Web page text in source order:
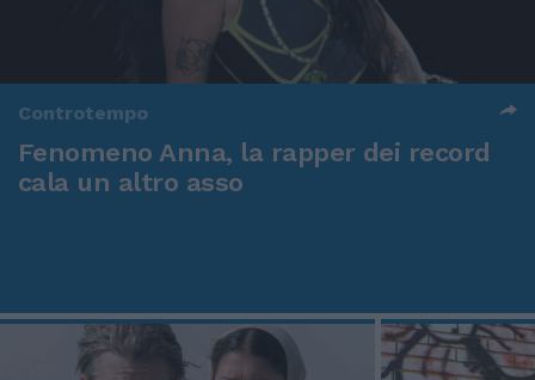
Controtempo
Fenomeno Anna, la rapper dei record
cala un altro asso